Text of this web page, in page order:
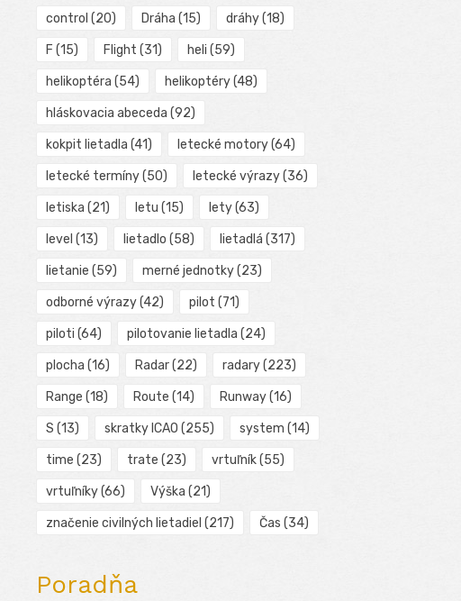
control (20) Dráha (15) dráhy(18)
F (15) Flight (31) heli (59)
helikoptéra (54) helikoptéry(48)
hláskovacia abeceda (92)
kokpit lietadla (41) letecké motory(64)
letecké termíny(50) letecké výrazy(36)
letiska (21) letu (15) lety(63)
level (13) lietadlo (58) lietadlá (317)
lietanie (59) merné jednotky(23)
odborné výrazy(42) pilot (71)
piloti (64) pilotovanie lietadla (24)
plocha (16) Radar(22) radary(223)
Range (18) Route (14) Runway(16)
S (13) skratky ICAO (255) system (14)
time (23) trate (23) vrtuľník(55)
vrtuľníky(66) Výška (21)
značenie civilných lietadiel (217) Čas (34)
Poradňa